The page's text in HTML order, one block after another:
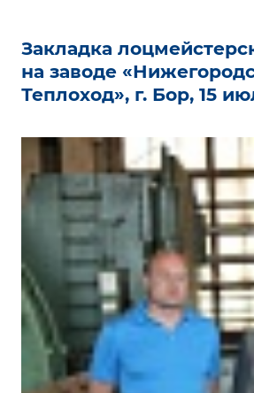
Закладка
на заводе
Теплоход», г. Бор, 15